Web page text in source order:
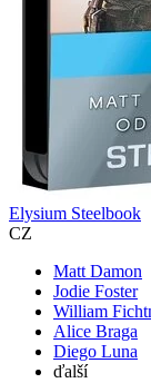
Elysium Steelbook
CZ
Matt Damon
Jodie Foster
William
Alice Braga
Diego Luna
ďalší